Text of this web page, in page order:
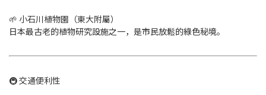
🌱 小石川植物園（東大附屬）
日本最古老的植物研究設施之一，是市民放鬆的綠色秘境。
🚇 交通便利性